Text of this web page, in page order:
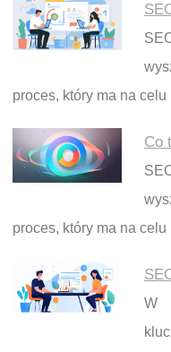
proces, który ma na
Co
proces, który ma na
W